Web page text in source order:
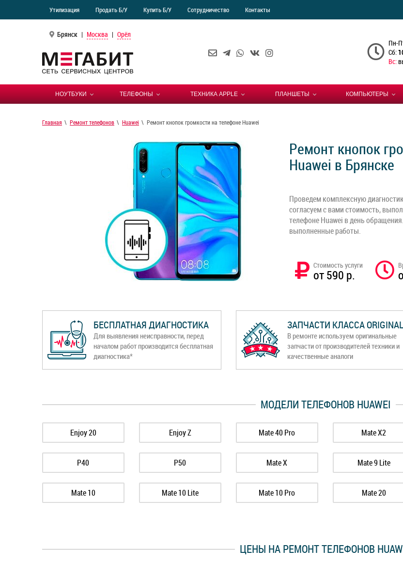
Утилизация Продать Б/У Купить Б/У Сотрудничество Контакты
Брянск | Москва | Орёл
Пн-
Сб:
Вс:
НОУТБУКИ ТЕЛЕФОНЫ ТЕХНИКА APPLE ПЛАНШЕТЫ КОМПЬЮТЕРЫ
Главная Ремонт телефонов Huawei Ремонт кнопок громкости на телефоне Huawei
Ремонт кнопок
Huawei в Брянске
Проведем комплексную
согласуем с вами стоимость,
телефоне Huawei в день
выполненные работы.
Стоимость услуги
от 590 р.
БЕСПЛАТНАЯ ДИАГНОСТИКА
Для выявления неисправности, перед
началом работ производится бесплатная
диагностика*
ЗАПЧАСТИ КЛАССА ORIGINAL
В ремонте используем оригинальные
запчасти от производителей техники и
качественные аналоги
МОДЕЛИ ТЕЛЕФОНОВ HUAWEI
Enjoy 20 Enjoy Z Mate 40 Pro Mate X2
P40 P50 Mate X Mate 9 Lite
Mate 10 Mate 10 Lite Mate 10 Pro Mate 20
Nova 2 Plus Nova 2i Nova 2s Nova 3
ЦЕНЫ НА РЕМОНТ ТЕЛЕФОНОВ